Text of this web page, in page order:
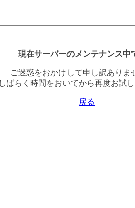
現在サーバーのメンテナンス中
ご迷惑をおかけして申し訳ありま
しばらく時間をおいてから再度お試し
戻る